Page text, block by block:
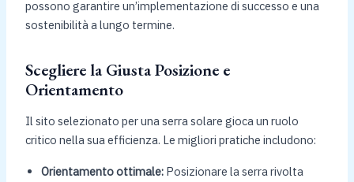
possono garantire un’implementazione di successo e una
sostenibilità a lungo termine.
Scegliere la Giusta Posizione e
Orientamento
Il sito selezionato per una serra solare gioca un ruolo
critico nella sua efficienza. Le migliori pratiche includono:
Orientamento ottimale:Posizionare la serra rivolta